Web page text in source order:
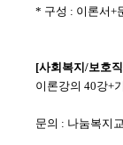
* 구성 : 이론서+
[사회복지/보호
이론강의 40강+
문의 : 나눔복지